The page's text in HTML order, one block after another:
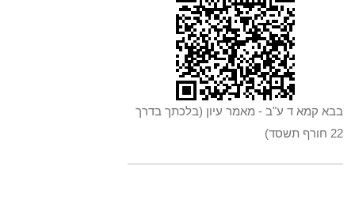
בבא קמא ד ע"ב - מאמר עיון (בלכתך בדרך
22 חורף תשסד)